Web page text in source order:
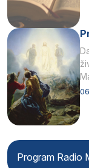
Program Radio